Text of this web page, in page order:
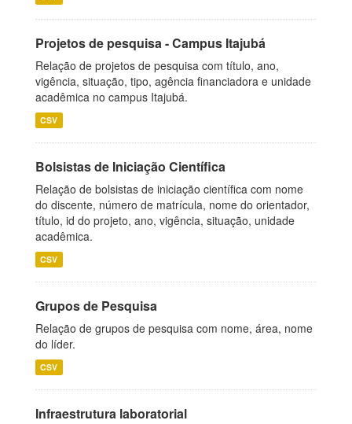
Projetos de pesquisa - Campus Itajubá
Relação de projetos de pesquisa com título, ano,
vigência, situação, tipo, agência financiadora e unidade
acadêmica no campus Itajubá.
CSV
Bolsistas de Iniciação Científica
Relação de bolsistas de iniciação científica com nome
do discente, número de matrícula, nome do orientador,
título, id do projeto, ano, vigência, situação, unidade
acadêmica.
CSV
Grupos de Pesquisa
Relação de grupos de pesquisa com nome, área, nome
do líder.
CSV
Infraestrutura laboratorial